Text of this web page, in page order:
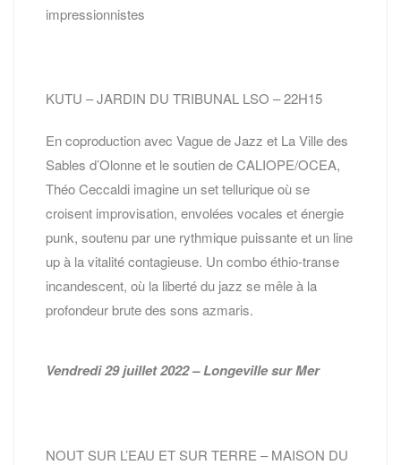
impressionnistes
KUTU – JARDIN DU TRIBUNAL LSO – 22H15
En coproduction avec Vague de Jazz et La Ville des
Sables d’Olonne et le soutien de CALIOPE/OCEA,
Théo Ceccaldi imagine un set tellurique où se
croisent improvisation, envolées vocales et énergie
punk, soutenu par une rythmique puissante et un line
up à la vitalité contagieuse. Un combo éthio-transe
incandescent, où la liberté du jazz se mêle à la
profondeur brute des sons azmaris.
Vendredi 29 juillet 2022 – Longeville sur Mer
NOUT SUR L’EAU ET SUR TERRE – MAISON DU